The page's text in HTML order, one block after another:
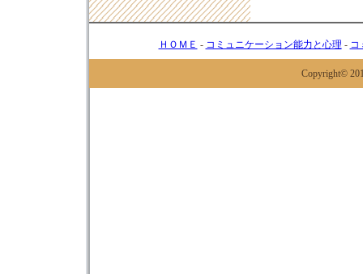
ＨＯＭＥ - コミュニケーション能力と心理 - コ
Copyright©